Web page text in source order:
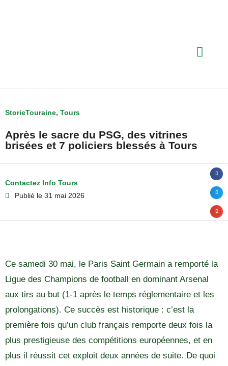
StorieTouraine, Tours
Après le sacre du PSG, des vitrines
brisées et 7 policiers blessés à Tours
Contactez Info Tours
Publié le 31 mai 2026
Ce samedi 30 mai, le Paris Saint Germain a remporté la
Ligue des Champions de football en dominant Arsenal
aux tirs au but (1-1 après le temps réglementaire et les
prolongations). Ce succès est historique : c’est la
première fois qu’un club français remporte deux fois la
plus prestigieuse des compétitions européennes, et en
plus il réussit cet exploit deux années de suite. De quoi